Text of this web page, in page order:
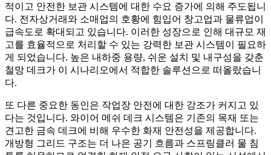
적이고 안전한 보관 시스템에 대한 수요 증가에 의해 주도됩니
다. 전자상거래와 소매업의 호황에 힘입어 창고업과 물류업이
급속도로 확대되고 있습니다. 이러한 성장으로 인해 대규모 재
고를 효율적으로 처리할 수 있는 강력한 보관 시스템이 필요하
게 되었습니다. 높은 내하중 용량, 쉬운 설치 및 내구성을 갖춘
철망 데크가 이 시나리오에서 적합한 솔루션으로 떠올랐습니
다.
또 다른 중요한 동인은 작업장 안전에 대한 강조가 커지고 있
다는 것입니다. 와이어 메쉬 데크 시스템은 기존의 목재 또는
견고한 금속 데크에 비해 우수한 화재 안전성을 제공합니다.
개방형 그리드 구조는 더 나은 공기 흐름과 스프링클러 물 침